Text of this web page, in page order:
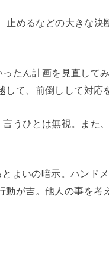
止めるなどの大きな決
たん計画を見直して
て、前倒しして対応
うひとは無視。また
よいの暗示。ハンドメ
動が吉。他人の事を考